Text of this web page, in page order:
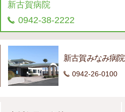
新古賀病院
0942-38-2222
新古賀みなみ病院
0942-26-0100